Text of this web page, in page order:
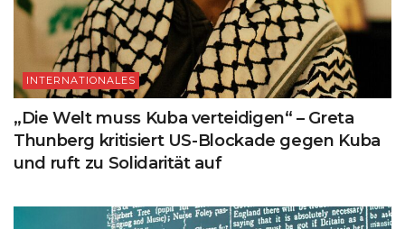
INTERNATIONALES
„Die Welt muss Kuba verteidigen“ – Greta
Thunberg kritisiert US-Blockade gegen Kuba
und ruft zu Solidarität auf